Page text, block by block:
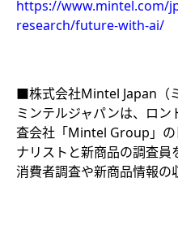
https://www.mintel.com/
research/future-with-ai/
■株式会社Mintel Japan（
ミンテルジャパンは、ロ
査会社「Mintel Group」の
ナリストと新商品の調査
消費者調査や新商品情報の